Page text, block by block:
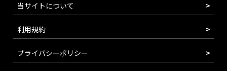
当サイトについて
利用規約
プライバシーポリシー